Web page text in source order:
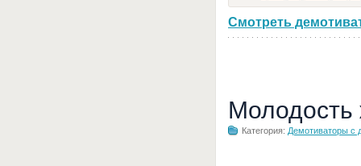
Смотреть
Молодость
Категория: Демотиваторы с